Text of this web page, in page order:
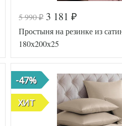
5 990₽ 3 181 ₽
Простыня на резинке из
180х200х25
-47%
ХИТ